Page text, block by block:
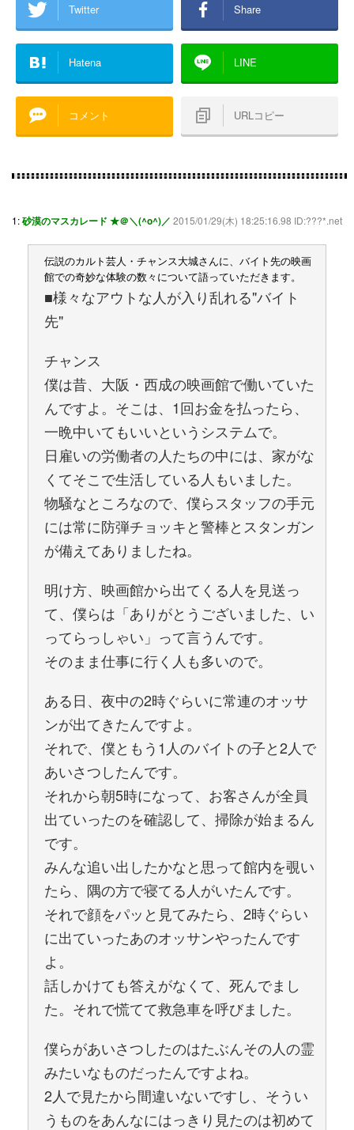
Twitter Share
Hatena LINE
コメント URLコピー
1:砂漠のマスカレード ★＠＼(^o^)／ 2015/01/29(木) 18:25:16.98 ID:???*.net
伝説のカルト芸人・チャンス大城さんに、バイト先の映画
館での奇妙な体験の数々について語っていただきます。
■様々なアウトな人が入り乱れる"バイト
先"
チャンス
僕は昔、大阪・西成の映画館で働いていた
んですよ。そこは、1回お金を払ったら、
一晩中いてもいいというシステムで。
日雇いの労働者の人たちの中には、家がな
くてそこで生活している人もいました。
物騒なところなので、僕らスタッフの手元
には常に防弾チョッキと警棒とスタンガン
が備えてありましたね。
明け方、映画館から出てくる人を見送っ
て、僕らは「ありがとうございました、い
ってらっしゃい」って言うんです。
そのまま仕事に行く人も多いので。
ある日、夜中の2時ぐらいに常連のオッサ
ンが出てきたんですよ。
それで、僕ともう1人のバイトの子と2人で
あいさつしたんです。
それから朝5時になって、お客さんが全員
出ていったのを確認して、掃除が始まるん
です。
みんな追い出したかなと思って館内を覗い
たら、隅の方で寝てる人がいたんです。
それで顔をパッと見てみたら、2時ぐらい
に出ていったあのオッサンやったんです
よ。
話しかけても答えがなくて、死んでまし
た。それで慌てて救急車を呼びました。
僕らがあいさつしたのはたぶんその人の霊
みたいなものだったんですよね。
2人で見たから間違いないですし、そうい
うものをあんなにはっきり見たのは初めて